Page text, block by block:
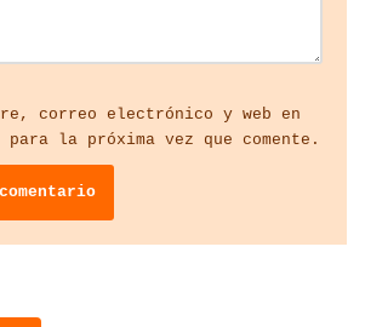
correo electrónico y web en
para la próxima vez que comente.